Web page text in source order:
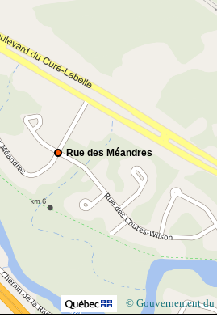
Rue des Méandres
© Gouvernement du